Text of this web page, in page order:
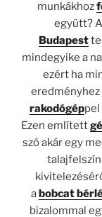
munkákhoz
együtt?
Budapest
mindegyike a
ezért ha
rakodógéppel
Ezen említett
szó akár egy
abobcat
bizalommal